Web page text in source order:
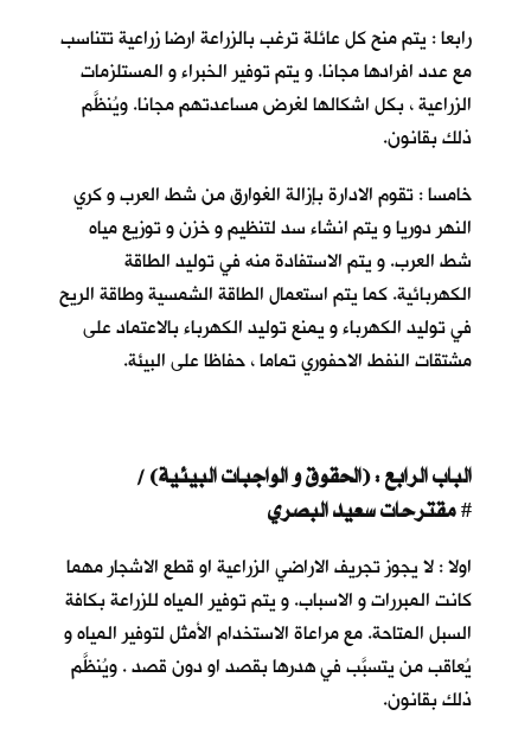
رابعا : يتم منح كل عائلة ترغب بالزراعة ارضا زراعية تتناسب
مع عدد افرادها مجانا. و يتم توفير الخبراء و المستلزمات
الزراعية ، بكل اشكالها لغرض مساعدتهم مجانا. ويُنظَّم
ذلك بقانون.
خامسا : تقوم الادارة بإزالة الغوارق من شط العرب و كري
النهر دوريا و يتم انشاء سد لتنظيم و خزن و توزيع مياه
شط العرب. و يتم الاستفادة منه في توليد الطاقة
الكهربائية. كما يتم استعمال الطاقة الشمسية وطاقة الريح
في توليد الكهرباء و يمنع توليد الكهرباء بالاعتماد على
مشتقات النفط الاحفوري تماما ، حفاظا على البيئة.
الباب الرابع : (الحقوق و الواجبات البيئية) /
#
اولا : لا يجوز تجريف الاراضي الزراعية او قطع الاشجار مهما
كانت المبررات و الاسباب. و يتم توفير المياه للزراعة بكافة
السبل المتاحة. مع مراعاة الاستخدام الأمثل لتوفير المياه و
يُعاقب من يتسبَّب في هدرها بقصد او دون قصد . ويُنظَّم
ذلك بقانون.